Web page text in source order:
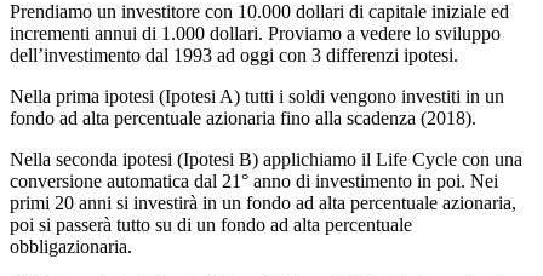
Prendiamo un investitore con 10.000 dollari di capitale iniziale ed
incrementi annui di 1.000 dollari. Proviamo a vedere lo sviluppo
dell’investimento dal 1993 ad oggi con 3 differenzi ipotesi.
Nella prima ipotesi (Ipotesi A) tutti i soldi vengono investiti in un
fondo ad alta percentuale azionaria fino alla scadenza (2018).
Nella seconda ipotesi (Ipotesi B) applichiamo il Life Cycle con una
conversione automatica dal 21° anno di investimento in poi. Nei
primi 20 anni si investirà in un fondo ad alta percentuale azionaria,
poi si passerà tutto su di un fondo ad alta percentuale
obbligazionaria.